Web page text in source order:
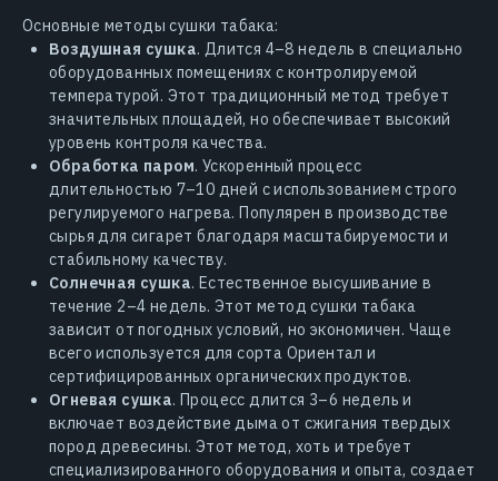
Основные методы сушки табака:
Воздушная сушка. Длится 4–8 недель в специально
оборудованных помещениях с контролируемой
температурой. Этот традиционный метод требует
значительных площадей, но обеспечивает высокий
уровень контроля качества.
Обработка паром. Ускоренный процесс
длительностью 7–10 дней с использованием строго
регулируемого нагрева. Популярен в производстве
сырья для сигарет благодаря масштабируемости и
стабильному качеству.
Солнечная сушка. Естественное высушивание в
течение 2–4 недель. Этот метод сушки табака
зависит от погодных условий, но экономичен. Чаще
всего используется для сорта Ориентал и
сертифицированных органических продуктов.
Огневая сушка. Процесс длится 3–6 недель и
включает воздействие дыма от сжигания твердых
пород древесины. Этот метод, хоть и требует
специализированного оборудования и опыта, создает